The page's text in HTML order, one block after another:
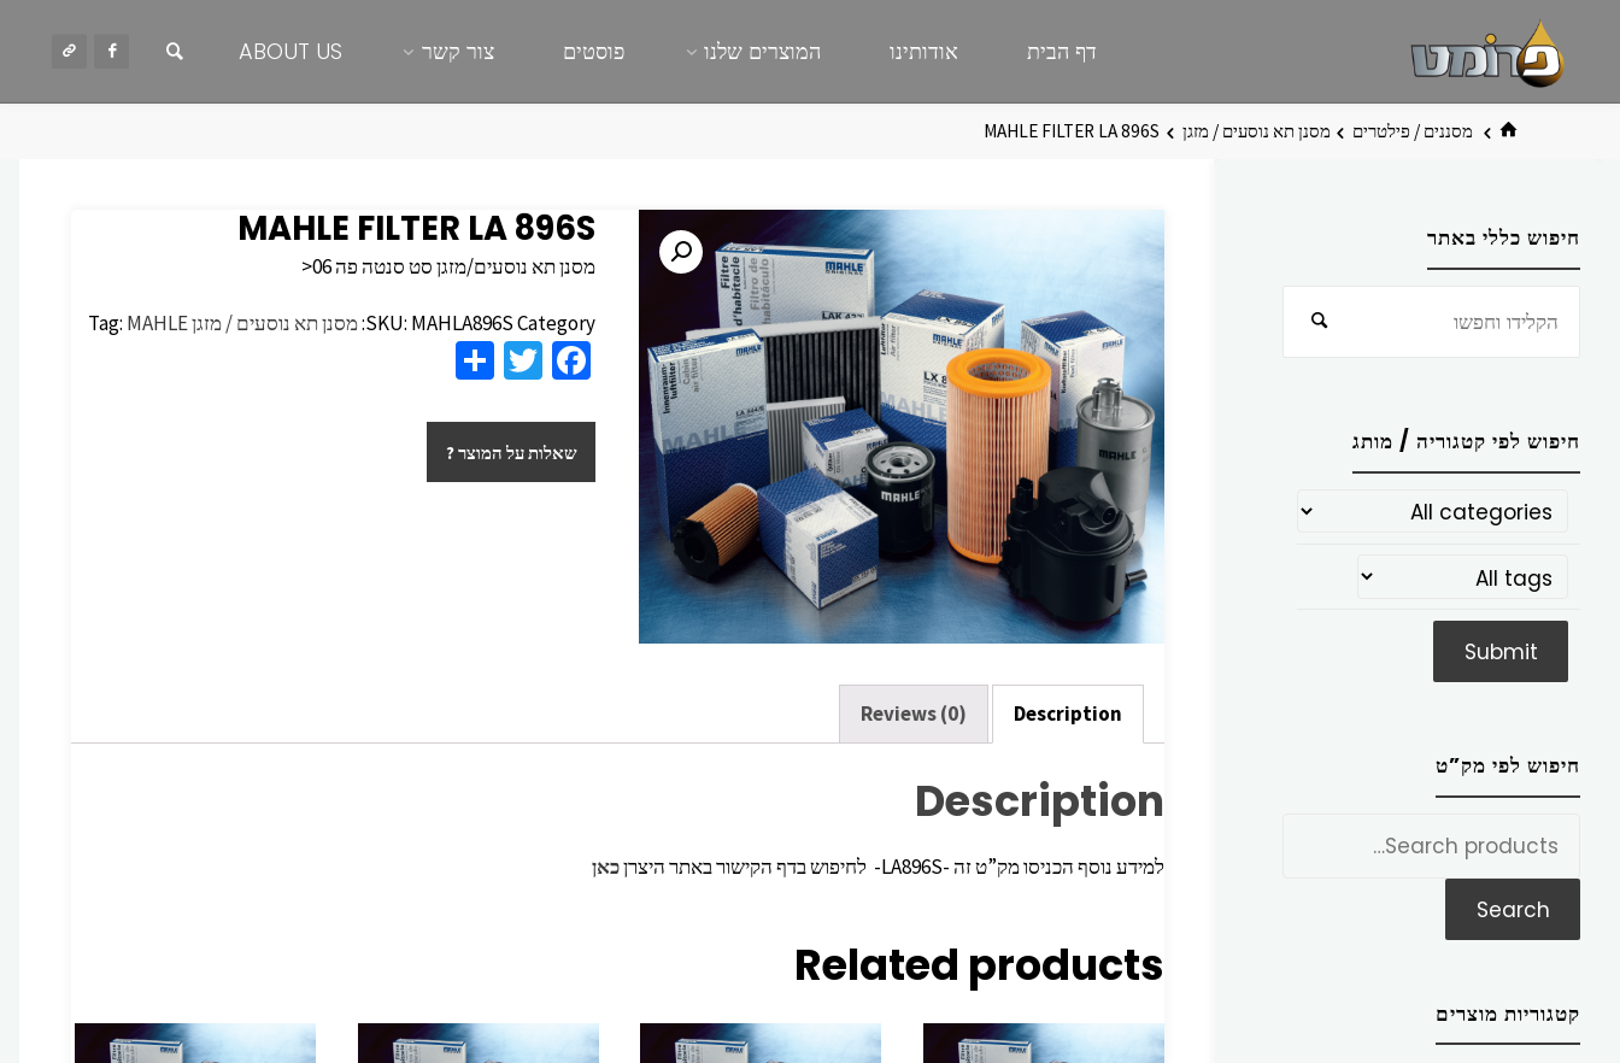
דף הבית אודותינו המוצרים שלנו פוסטים צור קשר ABOUT US
בית מסננים / פילטרים מסנן תא נוסעים / מזגן MAHLE FILTER LA 896S
MAHLE FILTER LA 896S
מסנן תא נוסעים/מזגן סט סנטה פה 06<
SKU: MAHLA896SCategory: מסנן תא נוסעים / מזגן Tag: MAHLE
Fa
b
o
T
tt
er
ar
eשאלות על המוצר ?
Description
Reviews (0)
Description
למידע נוסף הכניסו מק”ט זה -LA896S- לחיפוש בדף הקישור באתר היצרן כאן
Related products
חיפוש כללי באתר
חיפוש
חיפוש לפי קטגוריה / מותג
חיפוש לפי מק”ט
Search
קטגוריות מוצרים